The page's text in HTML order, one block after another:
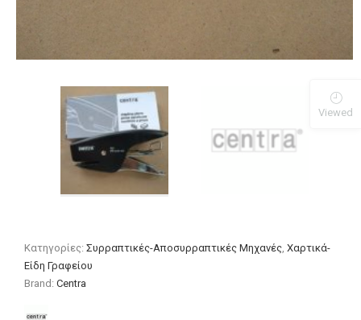
Κατηγορίες:Συρραπτικές-Αποσυρραπτικές Μηχανές,Χαρτικά-
Είδη Γραφείου
Brand:Centra
Viewed